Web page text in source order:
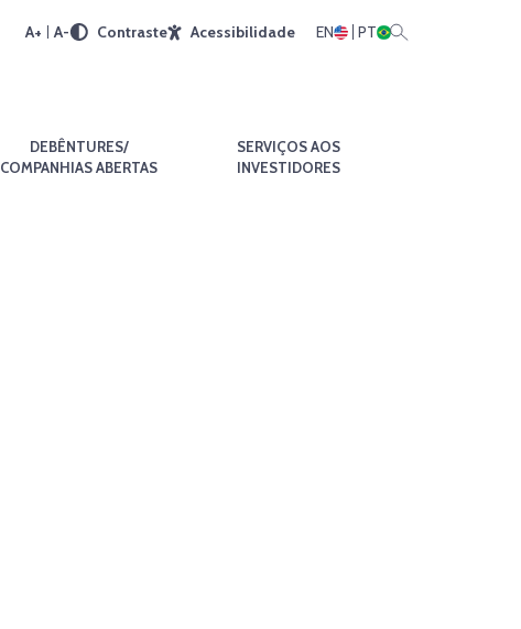
A+ A- Contraste Acessibilidade EN PT
DEBÊNTURES/
COMPANHIAS ABERTAS
SERVIÇOS AOS
INVESTIDORES